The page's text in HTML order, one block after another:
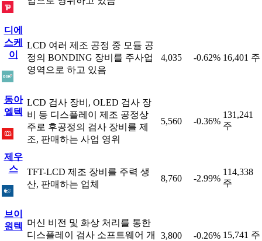
디에
스케
이
LCD 여러 제조 공정 중 모듈 공
정의 BONDING 장비를 주사업
영역으로 하고 있음
4,035 -0.62% 16,401 주
동아
엘텍
LCD 검사 장비, OLED 검사 장
비 등 디스플레이 제조 공정상
주로 후공정의 검사 장비를 제
조, 판매하는 사업 영위
5,560 -0.36%
131,241
주
제우
스
TFT-LCD 제조 장비를 주력 생
산, 판매하는 업체
8,760 -2.99%
114,338
주
브이
원텍
머신 비전 및 화상 처리를 통한
디스플레이 검사 소프트웨어 개
3,800 -0.26% 15,741 주